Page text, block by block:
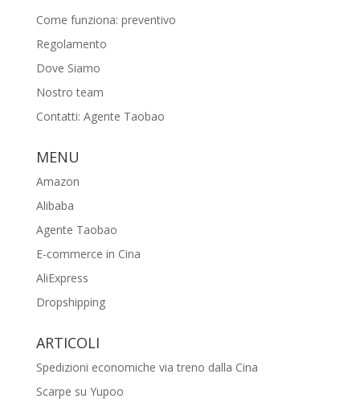
Come funziona: preventivo
Regolamento
Dove Siamo
Nostro team
Contatti: Agente Taobao
MENU
Amazon
Alibaba
Agente Taobao
E-commerce in Cina
AliExpress
Dropshipping
ARTICOLI
Spedizioni economiche via treno dalla Cina
Scarpe su Yupoo